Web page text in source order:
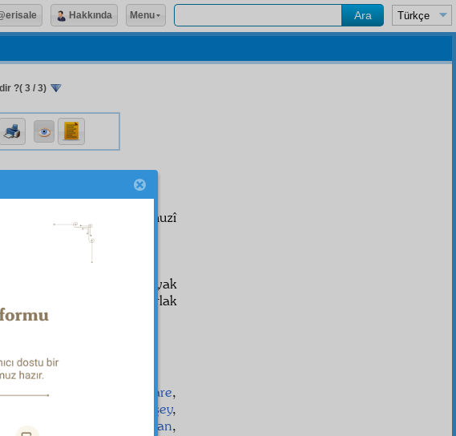
?( 3 / 3)
ı şâfi, bir elektrik-i muzî
insan yazılan ve iki ayak
siyah ve pırlanta gibi parlak
Ceride-i Seyyare,
Ebu Lâşey,
İbnüzzaman,
Hakkında Menu